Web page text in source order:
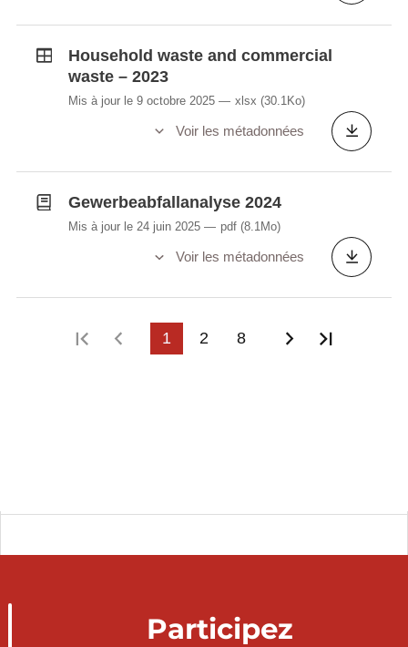
Household waste and commercial
waste – 2023
Mis à jour le 9 octobre 2025 xlsx (30.1Ko)
Voir les métadonnées
Gewerbeabfallanalyse 2024
Mis à jour le 24 juin 2025 pdf (8.1Mo)
Voir les métadonnées
Première page
Page précédente
1 2 8 Page
Participez